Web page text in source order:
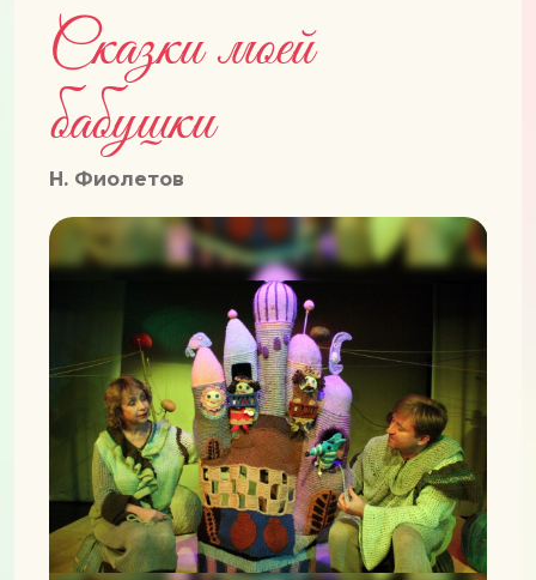
Сказки моей
бабушки
Н. Фиолетов